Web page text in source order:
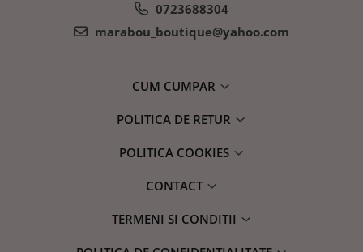
0723688304
marabou_boutique@yahoo.com
CUM CUMPAR
POLITICA DE RETUR
POLITICA COOKIES
CONTACT
TERMENI SI CONDITII